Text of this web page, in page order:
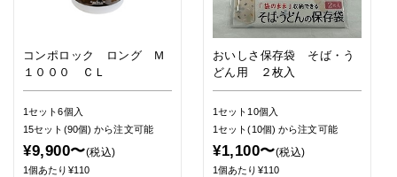
コンポロック ロング Ｍ
１０００ ＣＬ
1セット6個入
15セット(90個)から注文可能
¥9,900〜(税込)
1個あたり¥110
おいしさ保存袋 そば・う
どん用 ２枚入
1セット10個入
1セット(10個)から注文可能
¥1,100〜(税込)
1個あたり¥110